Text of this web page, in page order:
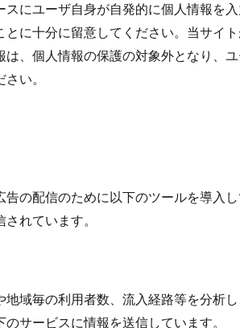
にユーザ自身が自発的に個人情報を
に十分に留意してください。当サイ
、個人情報の保護の対象外となり、
い。
の配信のために以下のツールを導入し
れています。
域毎の利用者数、流入経路等を分析
サービスに情報を送信しています。